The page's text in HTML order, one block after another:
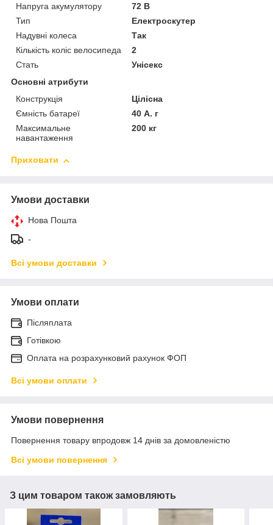
Напруга акумулятору
72 В
Тип
Електроскутер
Надувні колеса
Так
Кількість коліс велосипеда
2
Стать
Унісекс
Основні атрибути
Конструкція
Цілісна
Ємність батареї
40 А. г
Максимальне
навантаження
200 кг
Приховати
Умови доставки
Нова Пошта
-
Всі умови доставки
Умови оплати
Післяплата
Готівкою
Оплата на розрахунковий рахунок ФОП
Всі умови оплати
Умови повернення
Повернення товару впродовж 14 днів за домовленістю
Всі умови повернення
З цим товаром також замовляють